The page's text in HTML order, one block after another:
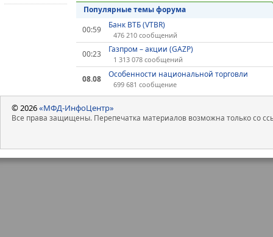
Популярные темы форума
00:59
Банк ВТБ (VTBR)
476 210 сообщений
00:23 Газпром – акции (GAZP)
1 313 078 сообщений
08.08 Особенности национальной торговли
699 681 сообщение
© 2026«МФД-ИнфоЦентр»
Все права защищены. Перепечатка материалов возможна только со